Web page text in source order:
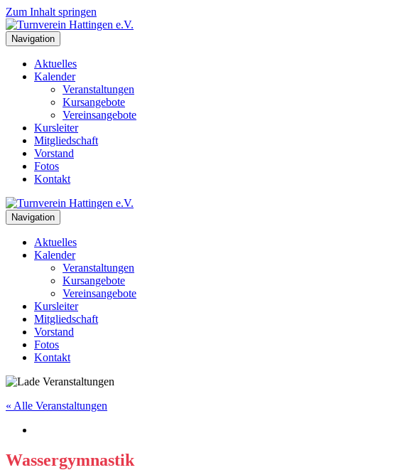
Zum Inhalt springen
Navigation
Aktuelles
Kalender
Veranstaltungen
Kursangebote
Vereinsangebote
Kursleiter
Mitgliedschaft
Vorstand
Fotos
Kontakt
Navigation
Aktuelles
Kalender
Veranstaltungen
Kursangebote
Vereinsangebote
Kursleiter
Mitgliedschaft
Vorstand
Fotos
Kontakt
« Alle Veranstaltungen
Wassergymnastik